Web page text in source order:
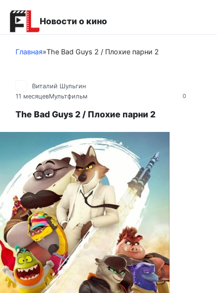
контенту
Новости о кино
Главная»The Bad Guys 2 / Плохие парни 2
0
Виталий Шульгин
11 месяцевМультфильм
The Bad Guys 2 / Плохие парни 2